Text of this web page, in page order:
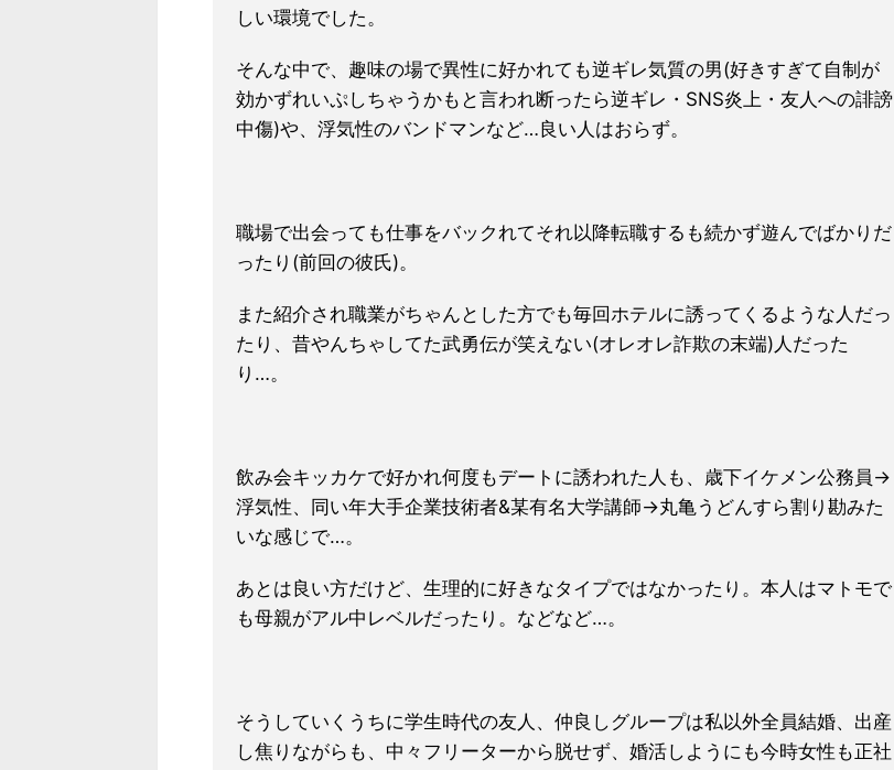
しい環境でした。
そんな中で、趣味の場で異性に好かれても逆ギレ気質の男(好きすぎて自制が
効かずれいぷしちゃうかもと言われ断ったら逆ギレ・SNS炎上・友人への誹謗
中傷)や、浮気性のバンドマンなど…良い人はおらず。
職場で出会っても仕事をバックれてそれ以降転職するも続かず遊んでばかりだ
ったり(前回の彼氏)。
また紹介され職業がちゃんとした方でも毎回ホテルに誘ってくるような人だっ
たり、昔やんちゃしてた武勇伝が笑えない(オレオレ詐欺の末端)人だった
り…。
飲み会キッカケで好かれ何度もデートに誘われた人も、歳下イケメン公務員→
浮気性、同い年大手企業技術者&某有名大学講師→丸亀うどんすら割り勘みた
いな感じで…。
あとは良い方だけど、生理的に好きなタイプではなかったり。本人はマトモで
も母親がアル中レベルだったり。などなど…。
そうしていくうちに学生時代の友人、仲良しグループは私以外全員結婚、出産
し焦りながらも、中々フリーターから脱せず、婚活しようにも今時女性も正社